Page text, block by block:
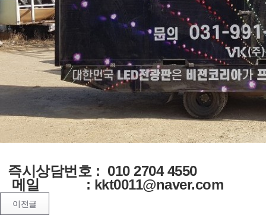
즉시상담번호 : 010 2704 4550
메일 : kkt0011@naver.com
이전글